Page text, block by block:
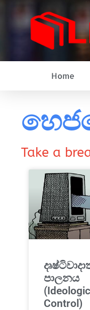
Home
Take a
පාලනය
Control)